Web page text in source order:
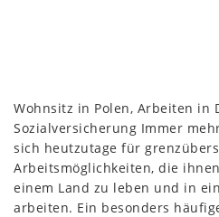
Wohnsitz in Polen, Arbeiten in
Sozialversicherung Immer
sich heutzutage für
Arbeitsmöglichkeiten, die
einem Land zu leben und in
arbeiten. Ein besonders